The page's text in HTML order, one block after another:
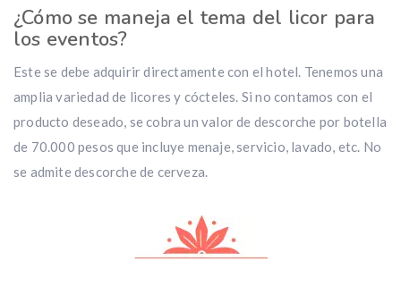
¿Cómo se maneja el tema del licor para
los eventos?
Este se debe adquirir directamente con el hotel. Tenemos una
amplia variedad de licores y cócteles. Si no contamos con el
producto deseado, se cobra un valor de descorche por botella
de 70.000 pesos que incluye menaje, servicio, lavado, etc. No
se admite descorche de cerveza.